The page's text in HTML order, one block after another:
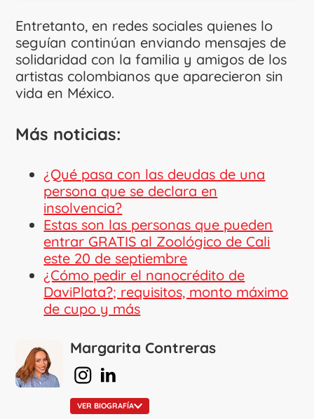
Entretanto, en redes sociales quienes lo
seguían continúan enviando mensajes de
solidaridad con la familia y amigos de los
artistas colombianos que aparecieron sin
vida en México.
Más noticias:
¿Qué pasa con las deudas de una
persona que se declara en
insolvencia?
Estas son las personas que pueden
entrar GRATIS al Zoológico de Cali
este 20 de septiembre
¿Cómo pedir el nanocrédito de
DaviPlata?; requisitos, monto máximo
de cupo y más
Margarita Contreras
en Instagram
en Linkedin
VER BIOGRAFÍA